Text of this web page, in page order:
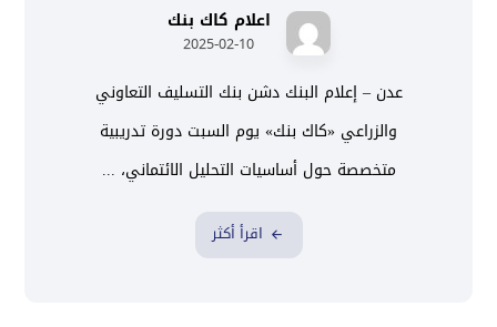
اعلام كاك بنك
2025-02-10
عدن – إعلام البنك دشن بنك التسليف التعاوني
والزراعي «كاك بنك» يوم السبت دورة تدريبية
متخصصة حول أساسيات التحليل الائتماني، ...
اقرأ أكثر